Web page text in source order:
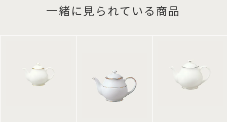
一緒に見られている商品